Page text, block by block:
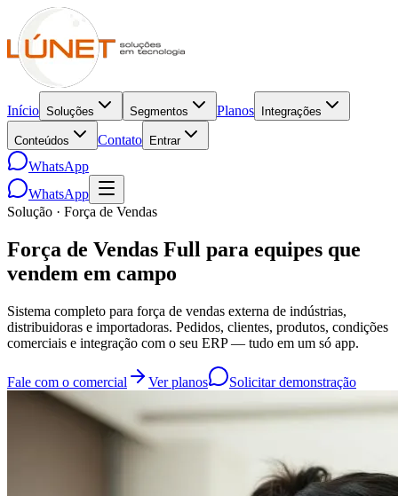
Início Soluções Segmentos Planos Integrações
Conteúdos Contato Entrar
WhatsApp
WhatsApp
Solução · Força de Vendas
Força de Vendas Full para equipes que
vendem em campo
Sistema completo para força de vendas externa de indústrias,
distribuidoras e importadoras. Pedidos, clientes, produtos, condições
comerciais e integração com o seu ERP — tudo em um só app.
Fale com o comercial Ver planos Solicitar demonstração